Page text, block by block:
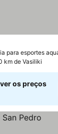
para esportes
km de Vasiliki
os preços